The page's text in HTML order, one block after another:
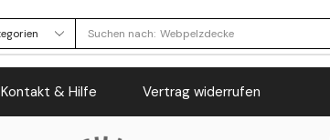
Suchen nach: Webpelzdecke
Kontakt & Hilfe Vertrag widerrufen